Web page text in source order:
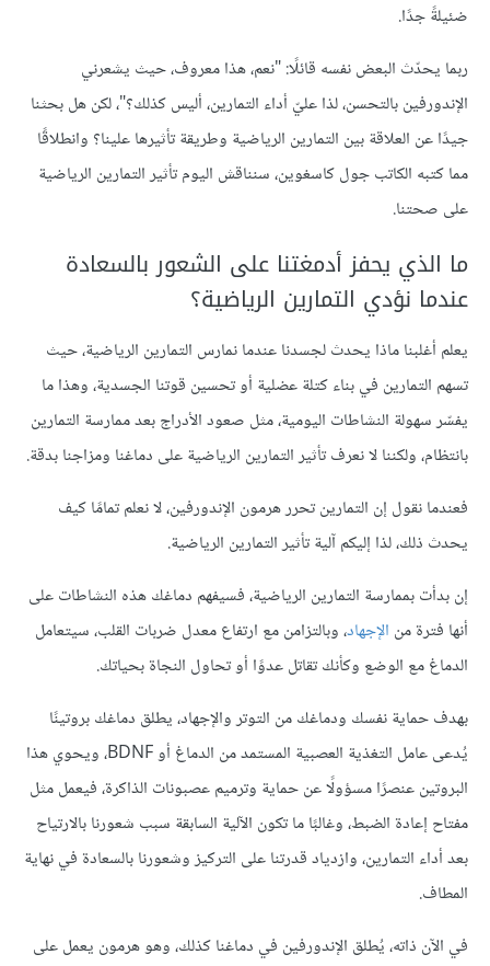
ضئيلةً جدًا.
ربما يحدّث البعض نفسه قائلًا: "نعم، هذا معروف، حيث يشعرني
الإندورفين بالتحسن، لذا عليّ أداء التمارين، أليس كذلك؟"، لكن هل بحثنا
جيدًا عن العلاقة بين التمارين الرياضية وطريقة تأثيرها علينا؟ وانطلاقًا
مما كتبه الكاتب جول كاسغوين، سنناقش اليوم تأثير التمارين الرياضية
على صحتنا.
ما الذي يحفز أدمغتنا على الشعور بالسعادة
عندما نؤدي التمارين الرياضية؟
يعلم أغلبنا ماذا يحدث لجسدنا عندما نمارس التمارين الرياضية، حيث
تسهم التمارين في بناء كتلة عضلية أو تحسين قوتنا الجسدية، وهذا ما
يفسّر سهولة النشاطات اليومية، مثل صعود الأدراج بعد ممارسة التمارين
بانتظام، ولكننا لا نعرف تأثير التمارين الرياضية على دماغنا ومزاجنا بدقة.
فعندما نقول إن التمارين تحرر هرمون الإندورفين، لا نعلم تمامًا كيف
يحدث ذلك، لذا إليكم آلية تأثير التمارين الرياضية.
إن بدأت بممارسة التمارين الرياضية، فسيفهم دماغك هذه النشاطات على
أنها فترة من الإجهاد، وبالتزامن مع ارتفاع معدل ضربات القلب، سيتعامل
الدماغ مع الوضع وكأنك تقاتل عدوًا أو تحاول النجاة بحياتك.
بهدف حماية نفسك ودماغك من التوتر والإجهاد، يطلق دماغك بروتينًا
يُدعى عامل التغذية العصبية المستمد من الدماغ أو BDNF، ويحوي هذا
البروتين عنصرًا مسؤولًا عن حماية وترميم عصبونات الذاكرة، فيعمل مثل
مفتاح إعادة الضبط، وغالبًا ما تكون الآلية السابقة سبب شعورنا بالارتياح
بعد أداء التمارين، وازدياد قدرتنا على التركيز وشعورنا بالسعادة في نهاية
المطاف.
في الآن ذاته، يُطلق الإندورفين في دماغنا كذلك، وهو هرمون يعمل على